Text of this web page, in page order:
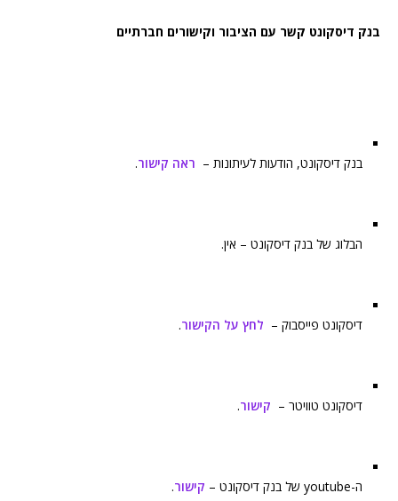
בנק דיסקונט קשר עם הציבור וקישורים חברתיים
בנק דיסקונט, הודעות לעיתונות – ראה קישור.
הבלוג של בנק דיסקונט – אין.
דיסקונט פייסבוק – לחץ על הקישור.
דיסקונט טוויטר – קישור.
ה-youtube של בנק דיסקונט – קישור.